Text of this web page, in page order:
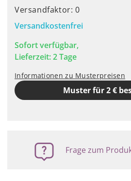
Versandfaktor: 0
Versandkostenfrei
Sofort verfügbar,
Lieferzeit: 2 Tage
Informationen zu Musterpreisen
Muster für 2 €
Frage zum